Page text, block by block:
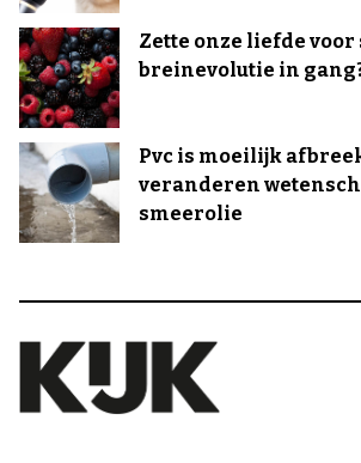
Zette onze liefde voor
breinevolutie in
Pvc is moeilijk
veranderen
smeerolie